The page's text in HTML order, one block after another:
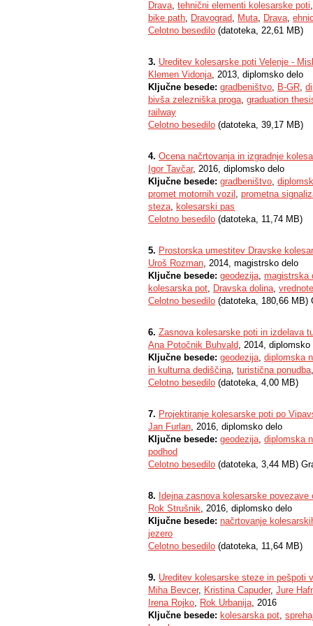
Drava, tehnični elementi kolesarske poti
bike path, Dravograd, Muta, Drava,
Celotno besedilo (datoteka, 22,61 MB)
3. Ureditev kolesarske poti Velenje -
Klemen Vidonja, 2013, diplomsko delo
Ključne besede: gradbeništvo, B-GR,
bivša zelezniška proga, graduation
railway
Celotno besedilo (datoteka, 39,17 MB)
4. Ocena načrtovanja in izgradnje
Igor Tavčar, 2016, diplomsko delo
Ključne besede: gradbeništvo,
promet motornih vozil , prometna
steza, kolesarski pas
Celotno besedilo (datoteka, 11,74 MB)
5. Prostorska umestitev Dravske
Uroš Rozman, 2014, magistrsko delo
Ključne besede: geodezija, magistrska
kolesarska pot, Dravska dolina,
Celotno besedilo (datoteka, 180,66
6. Zasnova kolesarske poti in izdelava
Ana Potočnik Buhvald, 2014, diplomsko
Ključne besede: geodezija, diplomska
in kulturna dediščina, turistična ponudba
Celotno besedilo (datoteka, 4,00 MB)
7. Projektiranje kolesarske poti po
Jan Furlan, 2016, diplomsko delo
Ključne besede: geodezija, diplomska
podhod
Celotno besedilo (datoteka, 3,44 MB)
8. Idejna zasnova kolesarske
Rok Strušnik, 2016, diplomsko delo
Ključne besede: načrtovanje
jezero
Celotno besedilo (datoteka, 11,64 MB)
9. Ureditev kolesarske steze in pešpoti
Miha Bevcer, Kristina Capuder, Jure
Irena Rojko, Rok Urbanija, 2016
Ključne besede: kolesarska pot,